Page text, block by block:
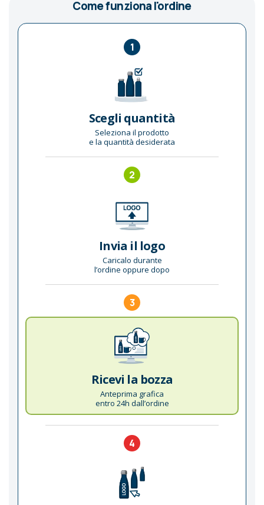
Come funziona l'ordine
1
Scegli quantità
Seleziona il prodotto
e la quantità desiderata
2
Invia il logo
Caricalo durante
l’ordine oppure dopo
3
Ricevi la bozza
Anteprima grafica
entro 24h dall’ordine
4